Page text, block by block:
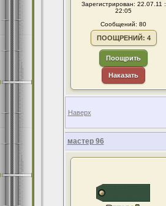
Зарегистрирован: 22.07.11 :
22:05
Сообщений: 80
ПООЩРЕНИЙ: 4
Поощрить
Наказать
Наверх
мастер 96